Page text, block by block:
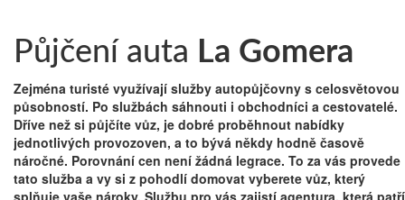
Půjčení auta La Gomera
Zejména turisté využívají služby autopůjčovny s celosvětovou
působností. Po službách sáhnouti i obchodníci a cestovatelé.
Dříve než si půjčíte vůz, je dobré proběhnout nabídky
jednotlivých provozoven, a to bývá někdy hodně časově
náročné. Porovnání cen není žádná legrace. To za vás provede
tato služba a vy si z pohodlí domovat vyberete vůz, který